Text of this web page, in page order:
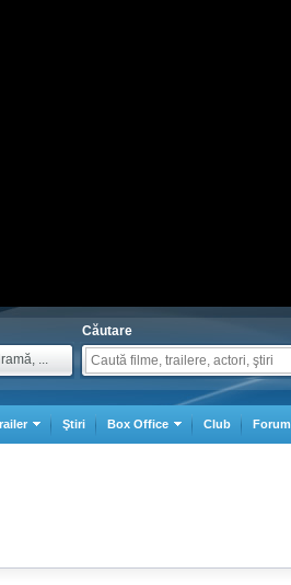
...
Căutare
Ştiri Box Office Club Forum